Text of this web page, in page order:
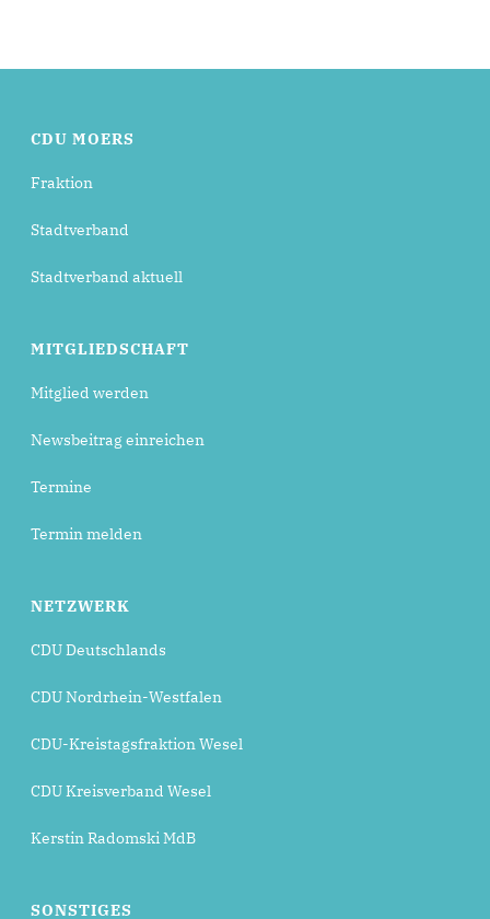
CDU MOERS
Fraktion
Stadtverband
Stadtverband aktuell
MITGLIEDSCHAFT
Mitglied werden
Newsbeitrag einreichen
Termine
Termin melden
NETZWERK
CDU Deutschlands
CDU Nordrhein-Westfalen
CDU-Kreistagsfraktion Wesel
CDU Kreisverband Wesel
Kerstin Radomski MdB
SONSTIGES